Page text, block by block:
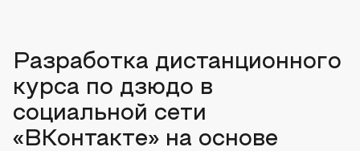
Разработка дистанционного
курса по дзюдо в
социальной сети
«ВКонтакте» на основе